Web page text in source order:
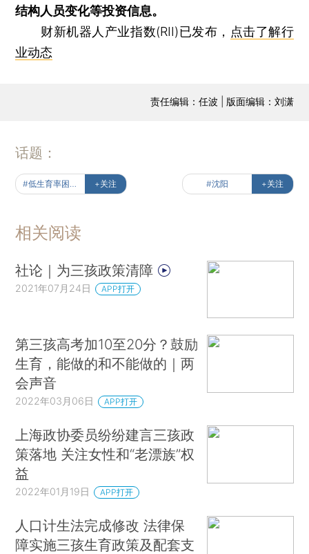
结构人员变化等投资信息。
财新机器人产业指数(RII)已发布， 点击了解行
业动态
责任编辑：任波 | 版面编辑：刘潇
话题：
+关注 #沈阳 +关注
相关阅读
社论｜为三孩政策清障
2021年07月24日 APP打开
第三孩高考加10至20分？鼓励
生育，能做的和不能做的｜两
会声音
2022年03月06日 APP打开
上海政协委员纷纷建言三孩政
策落地 关注女性和“老漂族”权
益
2022年01月19日 APP打开
人口计生法完成修改 法律保
障实施三孩生育政策及配套支